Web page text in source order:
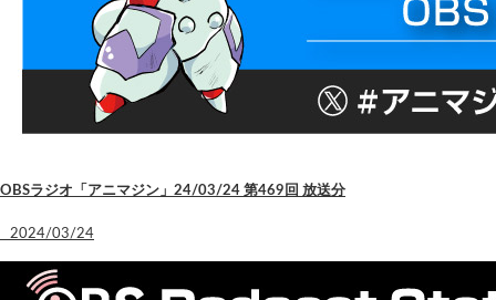
OBSラジオ「アニマジン」24/03/24 第469回 放送分
2024/03/24